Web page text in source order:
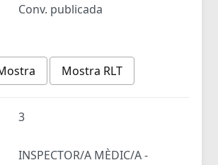
Conv. publicada
Mostra RLT
3
INSPECTOR/A MÈDIC/A -